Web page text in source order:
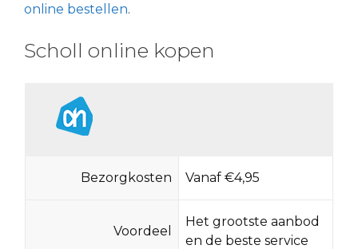
online bestellen.
Scholl online kopen
Bezorgkosten Vanaf €4,95
Voordeel
Het grootste aanbod
en de beste service